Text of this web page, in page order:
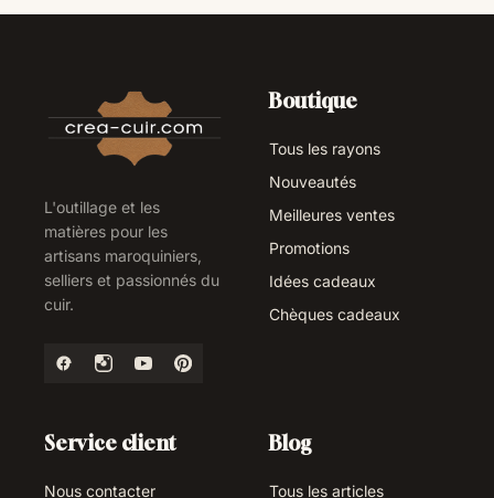
L'outillage et les
matières pour les
artisans maroquiniers,
selliers et passionnés du
cuir.
Boutique
Tous les rayons
Nouveautés
Meilleures ventes
Promotions
Idées cadeaux
Chèques cadeaux
Service client
Nous contacter
Blog
Tous les articles